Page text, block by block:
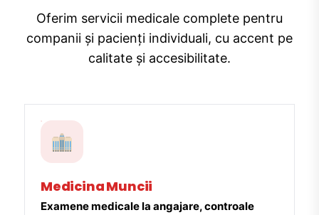
Oferim servicii medicale complete pentru
companii și pacienți individuali, cu accent pe
calitate și accesibilitate.
Medicina Muncii
Examene medicale la angajare, controale